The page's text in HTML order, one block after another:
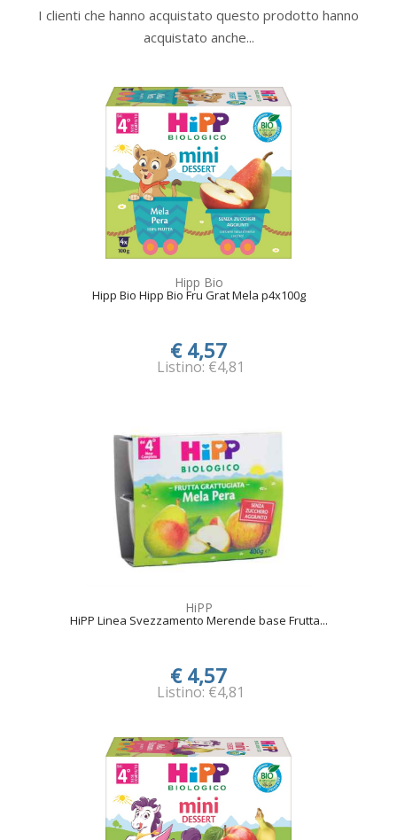
I clienti che hanno acquistato questo prodotto hanno
acquistato anche...
Hipp Bio
Hipp Bio Hipp Bio Fru Grat Mela p4x100g
€ 4,57
Listino: €4,81
HiPP
HiPP Linea Svezzamento Merende base Frutta...
€ 4,57
Listino: €4,81